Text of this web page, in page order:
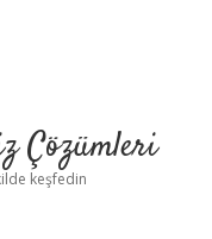
Çözümleri
keşfedin